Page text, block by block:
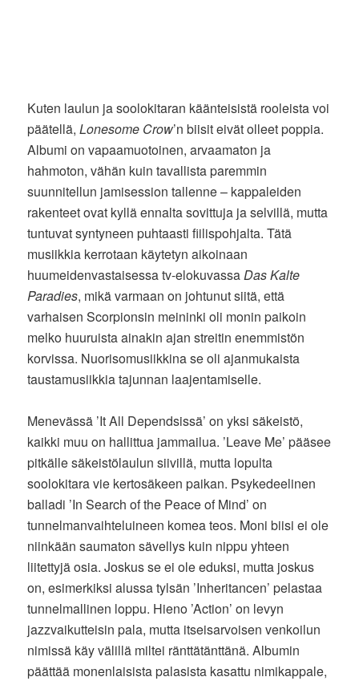
Kuten laulun ja soolokitaran käänteisistä rooleista voi
päätellä,Lonesome Crow’n biisit eivät olleet poppia.
Albumi on vapaamuotoinen, arvaamaton ja
hahmoton, vähän kuin tavallista paremmin
suunnitellun jamisession tallenne – kappaleiden
rakenteet ovat kyllä ennalta sovittuja ja selvillä, mutta
tuntuvat syntyneen puhtaasti fiilispohjalta. Tätä
musiikkia kerrotaan käytetyn aikoinaan
huumeidenvastaisessa tv-elokuvassaDas Kalte
Paradies, mikä varmaan on johtunut siitä, että
varhaisen Scorpionsin meininki oli monin paikoin
melko huuruista ainakin ajan streitin enemmistön
korvissa. Nuorisomusiikkina se oli ajanmukaista
taustamusiikkia tajunnan laajentamiselle.
Menevässä ’It All Dependsissä’ on yksi säkeistö,
kaikki muu on hallittua jammailua. ’Leave Me’ pääsee
pitkälle säkeistölaulun siivillä, mutta lopulta
soolokitara vie kertosäkeen paikan. Psykedeelinen
balladi ’In Search of the Peace of Mind’ on
tunnelmanvaihteluineen komea teos. Moni biisi ei ole
niinkään saumaton sävellys kuin nippu yhteen
liitettyjä osia. Joskus se ei ole eduksi, mutta joskus
on, esimerkiksi alussa tylsän ’Inheritancen’ pelastaa
tunnelmallinen loppu. Hieno ’Action’ on levyn
jazzvaikutteisin pala, mutta itseisarvoisen venkoilun
nimissä käy välillä miltei ränttätänttänä. Albumin
päättää monenlaisista palasista kasattu nimikappale,